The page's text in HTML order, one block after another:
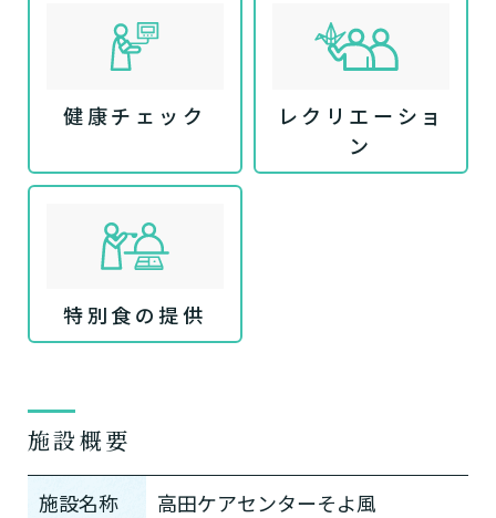
健康チェック
レクリエーショ
ン
特別食の提供
施設概要
施設名称 高田ケアセンターそよ風